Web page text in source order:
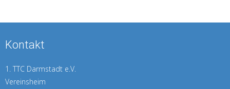
Kontakt
1. TTC Darmstadt e.V.
Vereinsheim